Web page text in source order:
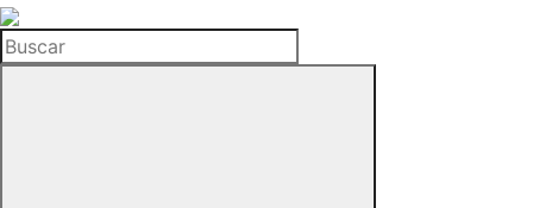
La
Hemeroteca
del
Buscar